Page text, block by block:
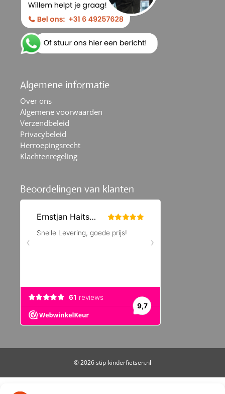
Algemene informatie
Over ons
Algemene voorwaarden
Verzendbeleid
Privacybeleid
Herroepingsrecht
Klachtenregeling
Beoordelingen van klanten
© 2026 stip-kinderfietsen.nl